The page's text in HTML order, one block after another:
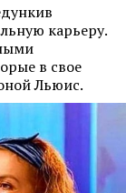
карьеру.
в свое
Льюис.